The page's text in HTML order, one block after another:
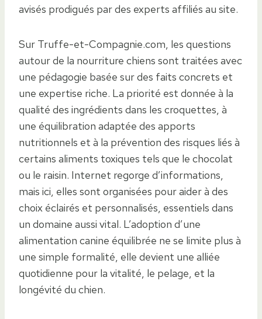
avisés prodigués par des experts affiliés au site.
Sur Truffe-et-Compagnie.com, les questions
autour de la nourriture chiens sont traitées avec
une pédagogie basée sur des faits concrets et
une expertise riche. La priorité est donnée à la
qualité des ingrédients dans les croquettes, à
une équilibration adaptée des apports
nutritionnels et à la prévention des risques liés à
certains aliments toxiques tels que le chocolat
ou le raisin. Internet regorge d’informations,
mais ici, elles sont organisées pour aider à des
choix éclairés et personnalisés, essentiels dans
un domaine aussi vital. L’adoption d’une
alimentation canine équilibrée ne se limite plus à
une simple formalité, elle devient une alliée
quotidienne pour la vitalité, le pelage, et la
longévité du chien.